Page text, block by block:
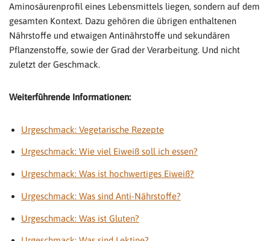
Aminosäurenprofil eines Lebensmittels liegen, sondern auf dem
gesamten Kontext. Dazu gehören die übrigen enthaltenen
Nährstoffe und etwaigen Antinährstoffe und sekundären
Pflanzenstoffe, sowie der Grad der Verarbeitung. Und nicht
zuletzt der Geschmack.
Weiterführende Informationen:
Urgeschmack: Vegetarische Rezepte
Urgeschmack: Wie viel Eiweiß soll ich essen?
Urgeschmack: Was ist hochwertiges Eiweiß?
Urgeschmack: Was sind Anti-Nährstoffe?
Urgeschmack: Was ist Gluten?